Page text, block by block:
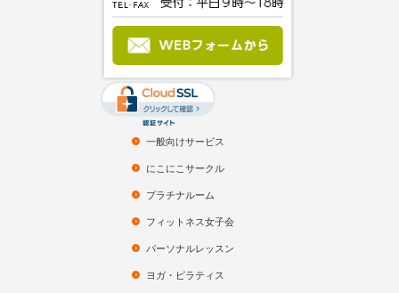
一般向けサービス
にこにこサークル
プラチナルーム
フィットネス女子会
パーソナルレッスン
ヨガ・ピラティス